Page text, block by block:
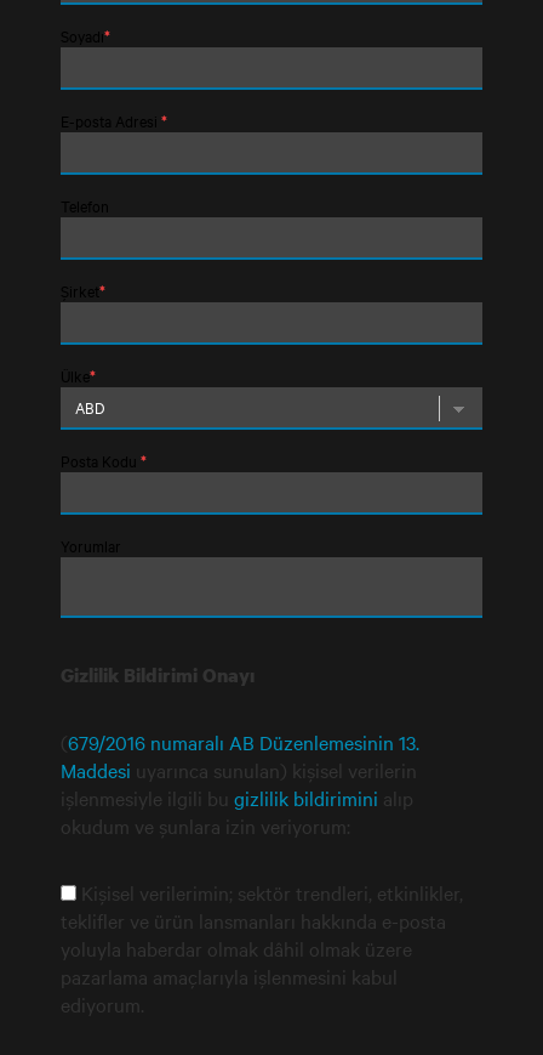
Soyadı*
E-posta Adresi *
Telefon
Şirket*
Ülke*
Posta Kodu *
Yorumlar
Gizlilik Bildirimi Onayı
(679/2016 numaralı AB Düzenlemesinin 13.
Maddesi uyarınca sunulan) kişisel verilerin
işlenmesiyle ilgili bu gizlilik bildirimini alıp
okudum ve şunlara izin veriyorum:
Kişisel verilerimin; sektör trendleri, etkinlikler,
teklifler ve ürün lansmanları hakkında e-posta
yoluyla haberdar olmak dâhil olmak üzere
pazarlama amaçlarıyla işlenmesini kabul
ediyorum.